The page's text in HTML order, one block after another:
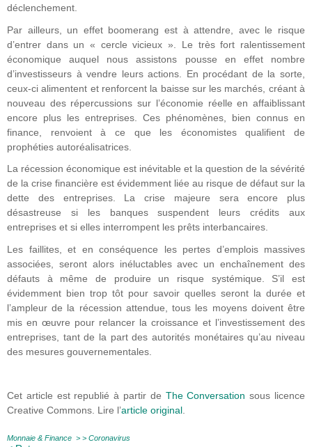
déclenchement.
Par ailleurs, un effet boomerang est à attendre, avec le risque
d’entrer dans un « cercle vicieux ». Le très fort ralentissement
économique auquel nous assistons pousse en effet nombre
d’investisseurs à vendre leurs actions. En procédant de la sorte,
ceux-ci alimentent et renforcent la baisse sur les marchés, créant à
nouveau des répercussions sur l’économie réelle en affaiblissant
encore plus les entreprises. Ces phénomènes, bien connus en
finance, renvoient à ce que les économistes qualifient de
prophéties autoréalisatrices.
La récession économique est inévitable et la question de la sévérité
de la crise financière est évidemment liée au risque de défaut sur la
dette des entreprises. La crise majeure sera encore plus
désastreuse si les banques suspendent leurs crédits aux
entreprises et si elles interrompent les prêts interbancaires.
Les faillites, et en conséquence les pertes d’emplois massives
associées, seront alors inéluctables avec un enchaînement des
défauts à même de produire un risque systémique. S’il est
évidemment bien trop tôt pour savoir quelles seront la durée et
l’ampleur de la récession attendue, tous les moyens doivent être
mis en œuvre pour relancer la croissance et l’investissement des
entreprises, tant de la part des autorités monétaires qu’au niveau
des mesures gouvernementales.
Cet article est republié à partir de The Conversation sous licence
Creative Commons. Lire l’article original
Monnaie & Finance > > Coronavirus